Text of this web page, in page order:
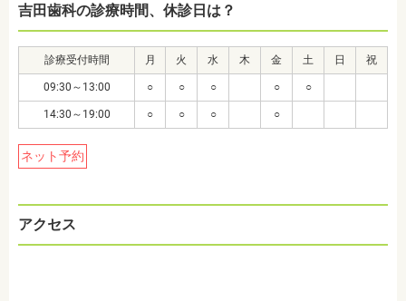
吉田歯科の診療時間、休診日は？
診療受付時間 月 火 水 木 金 土 日 祝
09:30～13:00 ○ ○ ○ ○ ○
14:30～19:00 ○ ○ ○ ○
ネット予約
アクセス